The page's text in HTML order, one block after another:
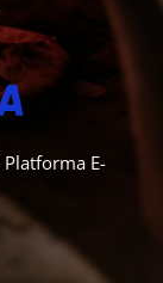
Platforma E-